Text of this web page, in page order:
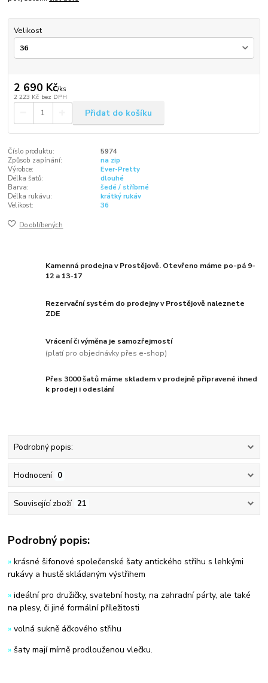
Velikost
2 690 Kč/ks
2 223 Kč bez DPH
Přidat do košíku
Číslo produktu:
5974
Způsob zapínání:
na zip
Výrobce:
Ever-Pretty
Délka šatů:
dlouhé
Barva:
šedé / stříbrné
Délka rukávu:
krátký rukáv
Velikost:
36
Do oblíbených
Kamenná prodejna v Prostějově. Otevřeno máme po-pá 9-
12 a 13-17
Rezervační systém do prodejny v Prostějově naleznete
ZDE
Vrácení či výměna je samozřejmostí
(platí pro objednávky přes e-shop)
Přes 3000 šatů máme skladem v prodejně připravené ihned
k prodeji i odeslání
Podrobný popis:
Hodnocení 0
Související zboží 21
Podrobný popis:
» krásné šifonové společenské šaty antického střihu s lehkými
rukávy a hustě skládaným výstřihem
» ideální pro družičky, svatební hosty, na zahradní párty, ale také
na plesy, či jiné formální příležitosti
» volná sukně áčkového střihu
» šaty mají mírně prodlouženou vlečku.